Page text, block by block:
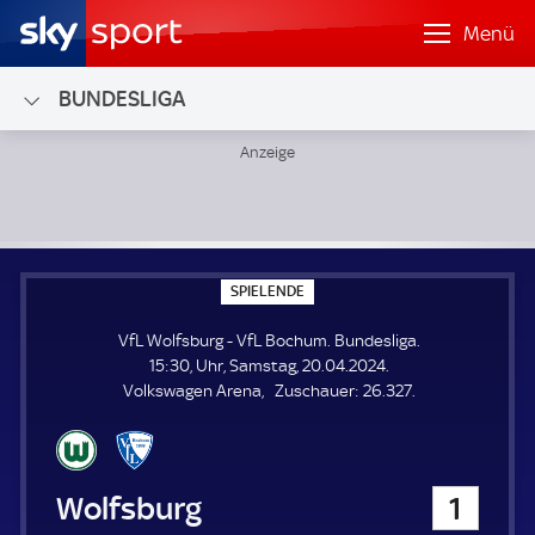
Menü
BUNDESLIGA
SPIELENDE
P
E
L
E
N
VfL Wolfsburg - VfL Bochum. Bundesliga.
15:30, Uhr, Samstag, 20.04.2024.
Volkswagen Arena
Zuschauer: Z
26.327.
VfL Wolfsburg 1